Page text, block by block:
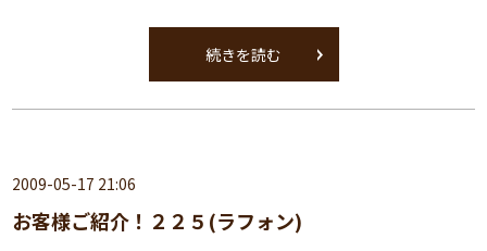
続きを読む
2009-05-17 21:06
お客様ご紹介！２２５(ラフォン)